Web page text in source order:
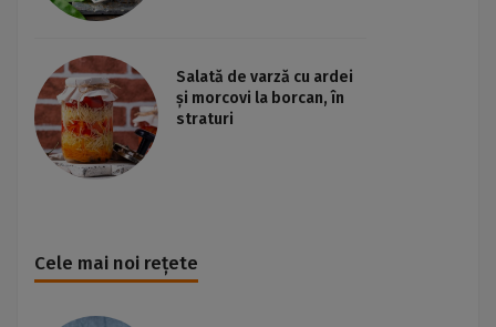
Salată de varză cu ardei
și morcovi la borcan, în
straturi
Cele mai noi rețete